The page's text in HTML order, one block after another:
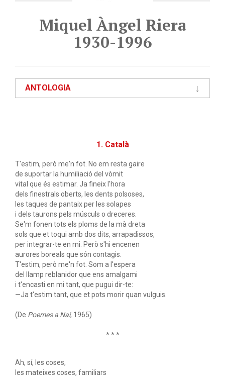
Miquel Àngel Riera
1930-1996
ANTOLOGIA
1. Català
T'estim, però me'n fot. No em resta gaire
de suportar la humiliació del vòmit
vital que és estimar. Ja fineix l'hora
dels finestrals oberts, les dents polsoses,
les taques de pantaix per les solapes
i dels taurons pels músculs o dreceres.
Se'm fonen tots els ploms de la mà dreta
sols que et toqui amb dos dits, arrapadissos,
per integrar-te en mi. Però s'hi encenen
aurores boreals que són contagis.
T'estim, però me'n fot. Som a l'espera
del llamp reblanidor que ens amalgami
i t'encasti en mi tant, que pugui dir-te:
—Ja t'estim tant, que et pots morir quan vulguis.
(De Poemes a Nai, 1965)
* * *
Ah, sí, les coses,
les mateixes coses, familiars